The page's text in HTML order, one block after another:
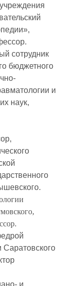
сотрудник
бюджетного
и
наук,
Саратовского